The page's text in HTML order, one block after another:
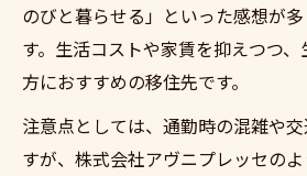
のびと暮らせる」といった感想が
す。生活コストや家賃を抑えつつ
方におすすめの移住先です。
注意点としては、通勤時の混雑や
すが、株式会社アヴニプレッセの